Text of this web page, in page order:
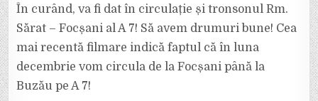
MAI
RĂMAS!
NE
PREGĂTIM
UN
În curând, va fi dat în circulație și tronsonul Rm.
Sărat – Focșani al A 7! Să avem drumuri bune! Cea
mai recentă filmare indică faptul că în luna
decembrie vom circula de la Focșani până la
Buzău pe A 7!